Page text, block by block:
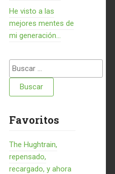
He visto a las
mejores mentes de
mi generación…
Buscar:
Favoritos
The Hughtrain,
repensado,
recargado, y ahora